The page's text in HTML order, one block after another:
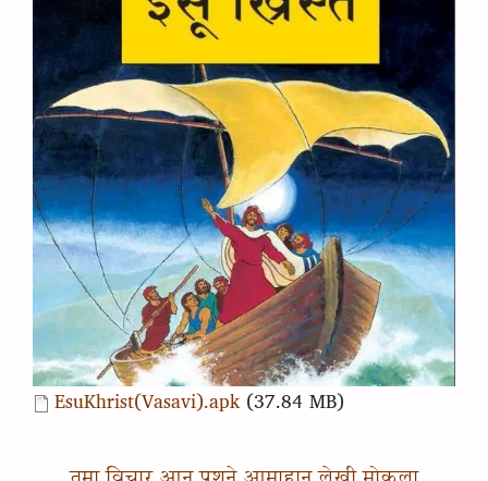
Document
EsuKhrist(Vasavi).apk (37.84 MB)